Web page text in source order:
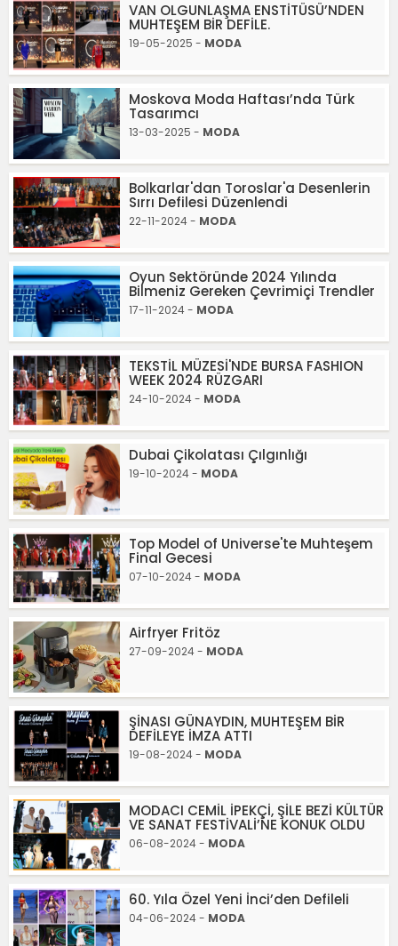
VAN OLGUNLAŞMA ENSTİTÜSÜ’NDEN
MUHTEŞEM BİR DEFİLE.
19-05-2025 - MODA
Moskova Moda Haftası’nda Türk
Tasarımcı
13-03-2025 - MODA
Bolkarlar'dan Toroslar'a Desenlerin
Sırrı Defilesi Düzenlendi
22-11-2024 - MODA
Oyun Sektöründe 2024 Yılında
Bilmeniz Gereken Çevrimiçi Trendler
17-11-2024 - MODA
TEKSTİL MÜZESİ'NDE BURSA FASHION
WEEK 2024 RÜZGARI
24-10-2024 - MODA
Dubai Çikolatası Çılgınlığı
19-10-2024 - MODA
Top Model of Universe'te Muhteşem
Final Gecesi
07-10-2024 - MODA
Airfryer Fritöz
27-09-2024 - MODA
ŞİNASI GÜNAYDIN, MUHTEŞEM BİR
DEFİLEYE İMZA ATTI
19-08-2024 - MODA
MODACI CEMİL İPEKÇİ, ŞİLE BEZİ KÜLTÜR
VE SANAT FESTİVALİ’NE KONUK OLDU
06-08-2024 - MODA
60. Yıla Özel Yeni İnci’den Defileli
04-06-2024 - MODA